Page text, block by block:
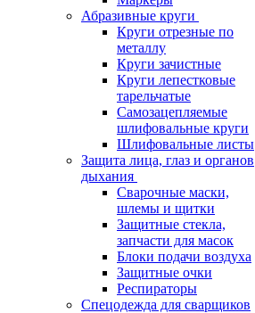
Абразивные круги
Круги отрезные по
металлу
Круги зачистные
Круги лепестковые
тарельчатые
Самозацепляемые
шлифовальные круги
Шлифовальные листы
Защита лица, глаз и органов
дыхания
Сварочные маски,
шлемы и щитки
Защитные стекла,
запчасти для масок
Блоки подачи воздуха
Защитные очки
Респираторы
Спецодежда для сварщиков